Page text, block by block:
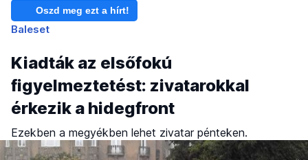
Oszd meg ezt a hírt!
Baleset
Kiadták az elsőfokú
figyelmeztetést: zivatarokkal
érkezik a hidegfront
Ezekben a megyékben lehet zivatar pénteken.